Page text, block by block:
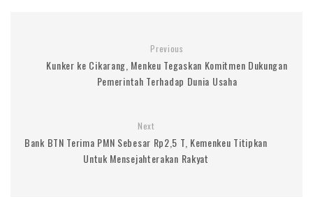
Previous
Kunker ke Cikarang, Menkeu Tegaskan Komitmen Dukungan
Pemerintah Terhadap Dunia Usaha
Next
Bank BTN Terima PMN Sebesar Rp2,5 T, Kemenkeu Titipkan
Untuk Mensejahterakan Rakyat